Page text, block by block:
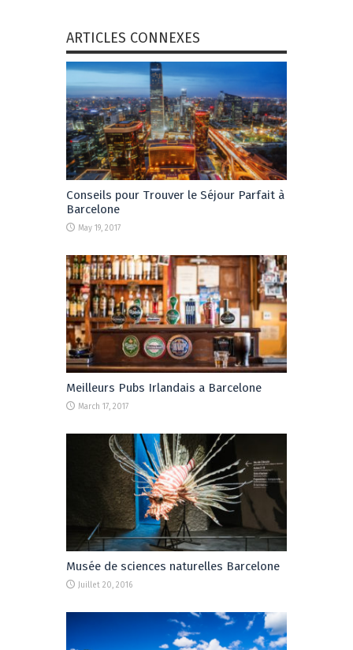
ARTICLES CONNEXES
Conseils pour Trouver le Séjour Parfait à
Barcelone
May 19, 2017
Meilleurs Pubs Irlandais a Barcelone
March 17, 2017
Musée de sciences naturelles Barcelone
Juillet 20, 2016